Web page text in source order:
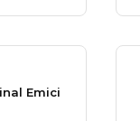
Emici